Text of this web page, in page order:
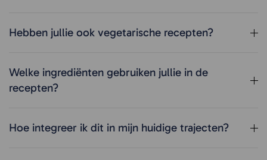
Hebben jullie ook vegetarische recepten?
Welke ingrediënten gebruiken jullie in de
recepten?
Hoe integreer ik dit in mijn huidige trajecten?